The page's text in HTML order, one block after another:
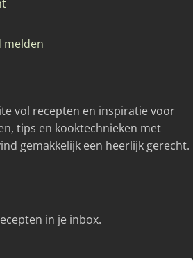
melden
vol recepten en inspiratie voor
tips en kooktechnieken met
gemakkelijk een heerlijk gerecht.
in je inbox.